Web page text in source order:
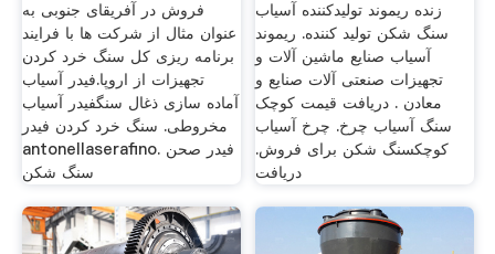
فروش در آفریقای جنوبی به
عنوان مثال از شرکت ها با فرایند
برنامه ریزی کل سنگ خرد کردن
تجهیزات از اروپا.فیدر آسیاب
آماده سازی ذغال سنگفیدر آسیاب
مخروطی. سنگ خرد کردن فیدر
antonellaserafino. فیدر صحن
سنگ شکن
زنده ریموند تولیدکننده آسیاب
سنگ شکن تولید کننده. ریموند
آسیاب صنایع ماشین آلات و
تجهیزات صنعتی آلات صنایع و
معادن . دریافت قیمت کوچک
سنگ آسیاب چرخ. چرخ آسیاب
کوچکسنگ شکن برای فروش.
دریافت